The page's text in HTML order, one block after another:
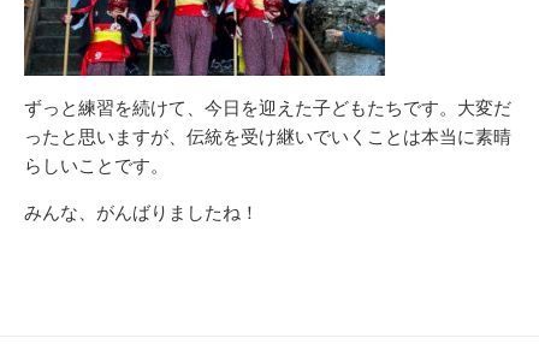
ずっと練習を続けて、今日を迎えた子どもたちです。大変だ
ったと思いますが、伝統を受け継いでいくことは本当に素晴
らしいことです。
みんな、がんばりましたね！